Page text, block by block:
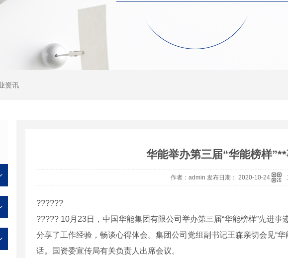
资讯
华能举办第三届“华能榜样
作者：admin 发布日期： 2020-10-24
??????
????? 10月23日，中国华能集团有限公司举办第三届“华能榜样”先进事
分享了工作经验，畅谈心得体会。集团公司党组副书记王森亲切会见“
话。国资委宣传局有关负责人出席会议。